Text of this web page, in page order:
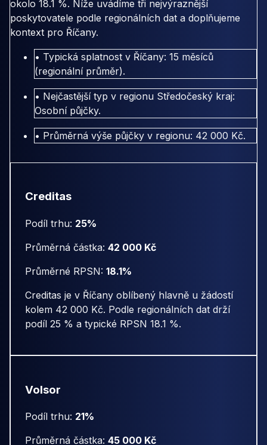
okolo 18.1 %. Níže uvádíme tři nejvýraznější
poskytovatele podle regionálních dat a doplňujeme
kontext pro Říčany.
• Typická splatnost v Říčany: 15 měsíců
(regionální průměr).
• Nejčastější typ v regionu Středočeský kraj:
Osobní půjčky.
• Průměrná výše půjčky v regionu: 42 000 Kč.
Creditas
Podíl trhu: 25%
Průměrná částka: 42 000 Kč
Průměrné RPSN: 18.1%
Creditas je v Říčany oblíbený hlavně u žádostí
kolem 42 000 Kč. Podle regionálních dat drží
podíl 25 % a typické RPSN 18.1 %.
Volsor
Podíl trhu: 21%
Průměrná částka: 45 000 Kč